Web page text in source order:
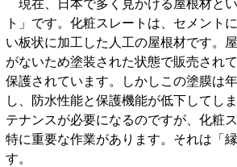
現在、日本で多く見かける屋根材と
ト」です。化粧スレートは、セメント
い板状に加工した人工の屋根材です。
がないため塗装された状態で販売され
保護されています。しかしこの塗膜は
し、防水性能と保護機能が低下してし
テナンスが必要になるのですが、化粧
特に重要な作業があります。それは「
す。